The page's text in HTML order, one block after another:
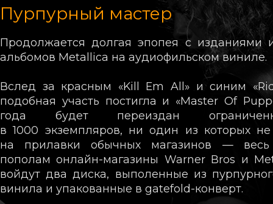
Пурпурный мастер
Продолжается долгая эпопея с изданиями
альбомов Metallica на аудиофильском виниле.
Вслед за красным «Kill Em All» и синим
подобная участь постигла и «Master Of
года будет переиздан
в 1000 экземпляров, ни один из которых
на прилавки обычных магазинов —
пополам онлайн-магазины Warner Bros и
войдут два диска, выполенные из
винила и упакованные в gatefold-конверт.